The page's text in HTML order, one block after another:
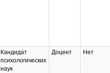
Кандидат
психологических
наук
Доцент Нет